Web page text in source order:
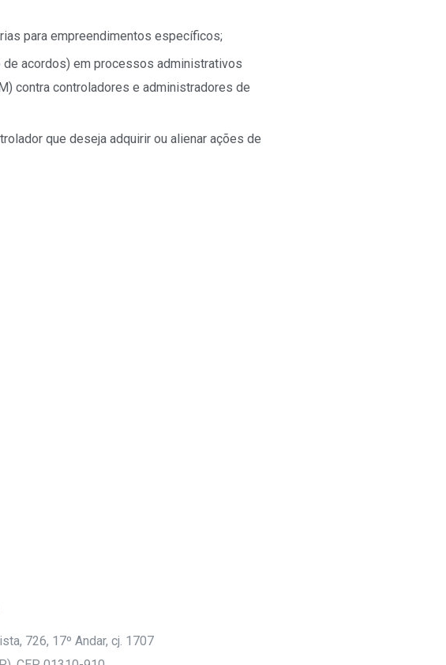
para empreendimentos específicos;
acordos) em processos administrativos
contra controladores e administradores de
que deseja adquirir ou alienar ações de
726, 17º Andar, cj. 1707